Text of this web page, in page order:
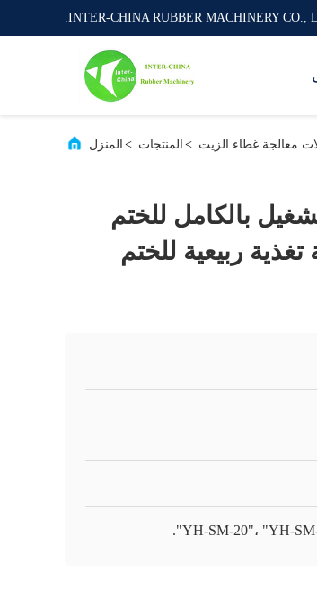
INTER-CHINA RUBBER MACHINERY CO.,
المنزل > المنتجات > معالجة غطاء الزيت
بالكامل للختم
ربيعية للختم